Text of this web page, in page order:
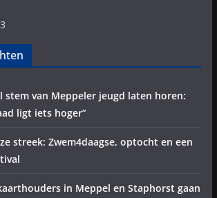
stem van Meppeler jeugd laten horen:
ligt iets hoger”
streek: Zwem4daagse, optocht en een
in Meppel en Staphorst gaan